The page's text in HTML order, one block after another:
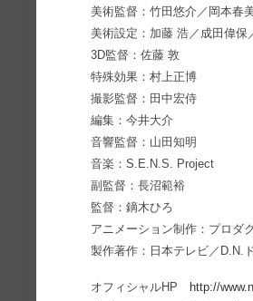
美術監督：竹田悠介／岡本春
美術設定：加藤 浩／成田偉保
3D監督：佐藤 敦
特殊効果：村上正博
撮影監督：田中宏侍
編集：今井大介
音響監督：山田知明
音楽：S.E.N.S. Project
副監督：長沼範裕
監督：鏑木ひろ
アニメーション制作：プロダ
製作著作：日本テレビ／D.N.
オフィシャルHP
http://